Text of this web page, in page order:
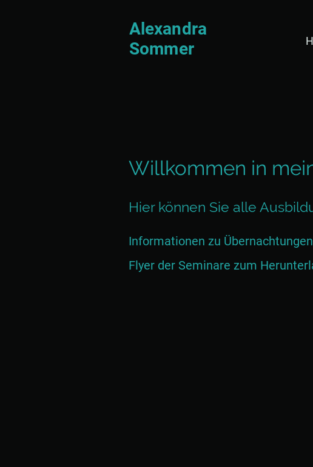
Alexandra
Sommer
Willkommen in
Hier können Sie alle
Informationen zu
Flyer der Seminare zum